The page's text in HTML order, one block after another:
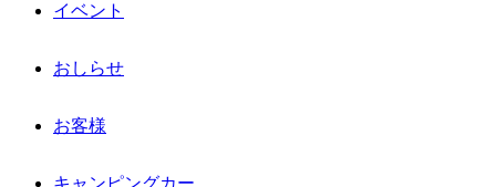
イベント
おしらせ
お客様